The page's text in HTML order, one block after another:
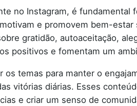
no Instagram, é
e promovem bem-
gratidão, autoaceitação,
positivos e fomentam um
temas para manter o
vitórias diárias. Esses
e criar um senso de